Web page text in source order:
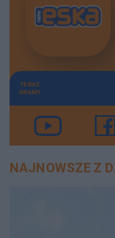
TERAZ
GRAMY
NAJNOWSZE Z